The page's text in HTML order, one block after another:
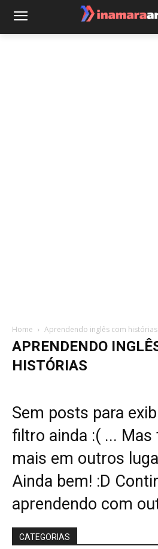
Home Aprendendo inglês com histórias
APRENDENDO
HISTÓRIAS
Sem posts para
filtro ainda :( ...
mais em outros
Ainda bem! :D
aprendendo com
CATEGORIAS